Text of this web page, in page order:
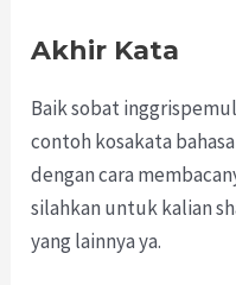
Akhir Kata
Baik sobat
contoh kosakata
dengan cara
silahkan untuk kalian
yang lainnya ya.